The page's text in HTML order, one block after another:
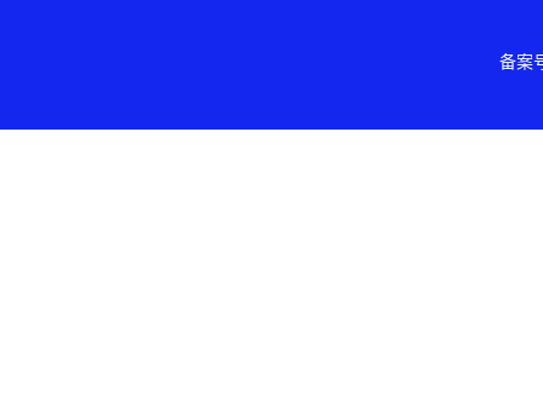
备案